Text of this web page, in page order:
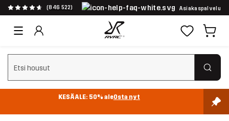
(846 522) Asiakaspalvelu
Tyhjennä haku
KESÄALE: 50% aleOsta nyt